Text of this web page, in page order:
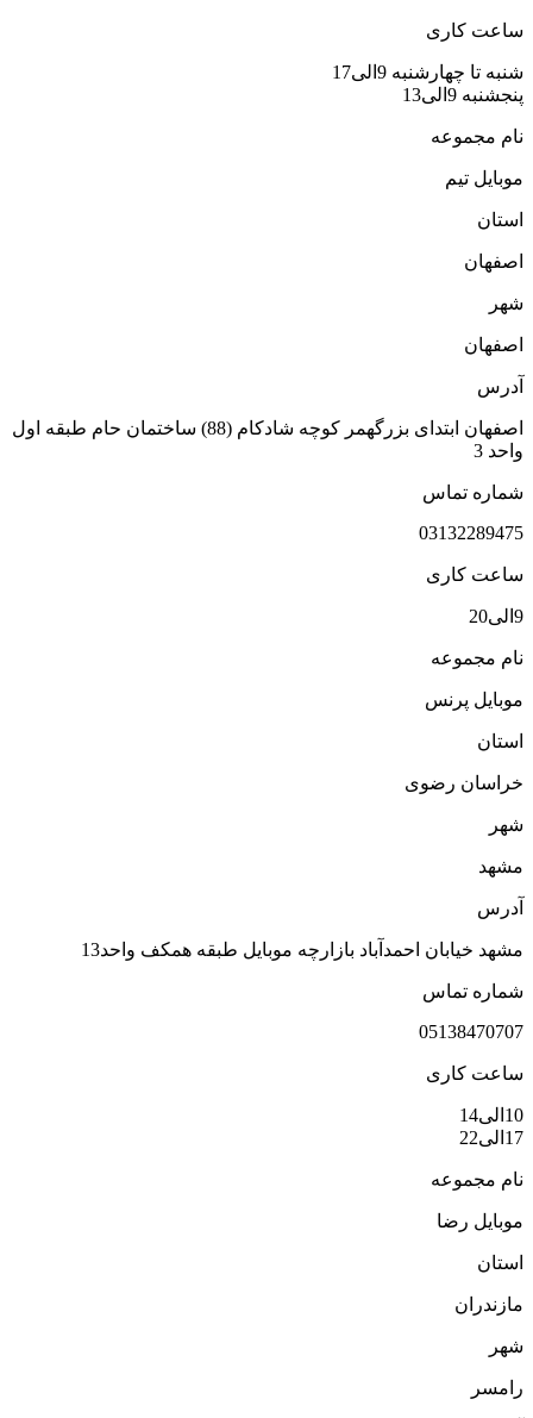
کاری
تا چهارشنبه 9الی17
9الی13
مجموعه
تیم
اصفهان ابتدای بزرگهمر کوچه شادکام (88) ساختمان حام طبقه اول
3
تماس
کاری
مجموعه
پرنس
رضوی
خیابان احمدآباد بازارچه موبایل طبقه همکف واحد13
تماس
کاری
مجموعه
رضا